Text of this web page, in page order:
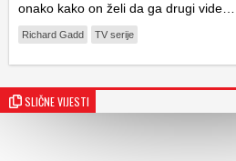
onako kako on želi da ga drugi vide….
Richard Gadd TV serije
SLIČNE VIJESTI